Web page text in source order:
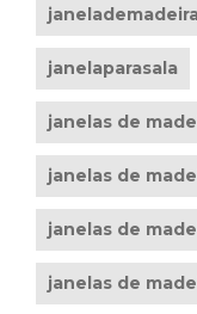
janelaparasala
janelas de
janelas de
janelas de
janelas de